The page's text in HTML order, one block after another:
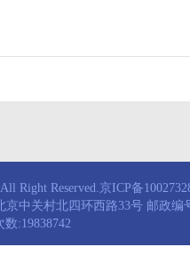
Right Reserved.京ICP备
中关村北四环西路33号 邮政编
:19838742